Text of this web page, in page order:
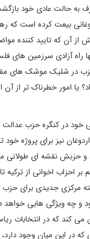
به حالت عادی خود
بیعت کرده است که
از آن که تایید کننده
راه آزادی سرزمین های
حزب در شلیک موشک های
یا امور خطرناک تر
خود در کنگره حزب
از همه یادآور داستان سلطان الب ارسلان در پیروزی بر بیزانسی ها در
و حزبش نقشه ای
اخوانی از ترکیه
مرکزی جدیدی برای
چه ویژگی هایی خواهد
می کند که در انتخابات
در این میان وجود